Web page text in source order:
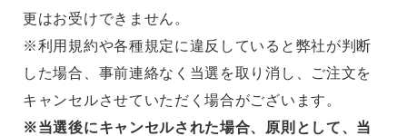
更はお受けできません。
※利用規約や各種規定に違反していると弊社が判断
した場合、事前連絡なく当選を取り消し、ご注文を
キャンセルさせていただく場合がございます。
※当選後にキャンセルされた場合、原則として、当